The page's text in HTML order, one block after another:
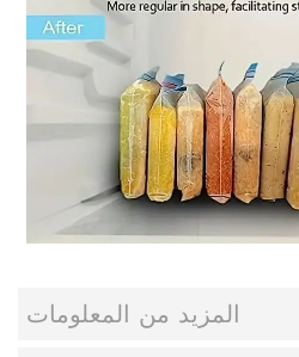
المزيد من المعلومات